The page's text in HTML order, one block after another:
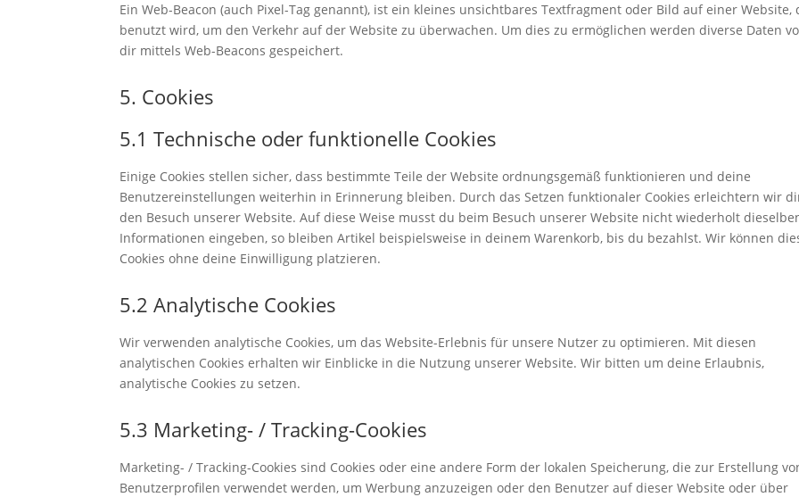
Ein Web-Beacon (auch Pixel-Tag genannt), ist ein kleines unsichtbares Textfragment oder Bild auf einer Website,
benutzt wird, um den Verkehr auf der Website zu überwachen. Um dies zu ermöglichen werden diverse Daten
dir mittels Web-Beacons gespeichert.
5. Cookies
5.1 Technische oder funktionelle Cookies
Einige Cookies stellen sicher, dass bestimmte Teile der Website ordnungsgemäß funktionieren und deine
Benutzereinstellungen weiterhin in Erinnerung bleiben. Durch das Setzen funktionaler Cookies erleichtern wir
den Besuch unserer Website. Auf diese Weise musst du beim Besuch unserer Website nicht wiederholt
Informationen eingeben, so bleiben Artikel beispielsweise in deinem Warenkorb, bis du bezahlst. Wir können
Cookies ohne deine Einwilligung platzieren.
5.2 Analytische Cookies
Wir verwenden analytische Cookies, um das Website-Erlebnis für unsere Nutzer zu optimieren. Mit diesen
analytischen Cookies erhalten wir Einblicke in die Nutzung unserer Website. Wir bitten um deine Erlaubnis,
analytische Cookies zu setzen.
5.3 Marketing- / Tracking-Cookies
Marketing- / Tracking-Cookies sind Cookies oder eine andere Form der lokalen Speicherung, die zur Erstellung
Benutzerprofilen verwendet werden, um Werbung anzuzeigen oder den Benutzer auf dieser Website oder über